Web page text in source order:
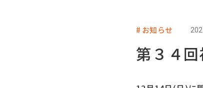
お知らせ
第３４